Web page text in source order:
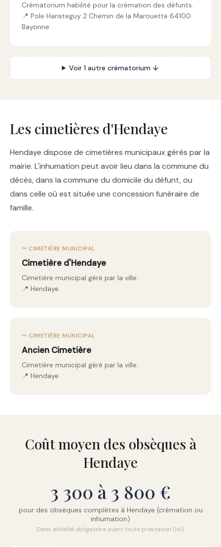
Crématorium habilité pour la crémation des défunts.
📍 Pole Haristeguy 2 Chemin de la Marouette 64100
Bayonne
Voir 1 autre crématorium ↓
Les cimetières d'Hendaye
Hendaye dispose de cimetières municipaux gérés par la
mairie. L'inhumation peut avoir lieu dans la commune du
décès, dans la commune du domicile du défunt, ou
dans celle où est située une concession funéraire de
famille.
⚰️ CIMETIÈRE MUNICIPAL
Cimetière d'Hendaye
Cimetière municipal géré par la ville.
📍 Hendaye
⚰️ CIMETIÈRE MUNICIPAL
Ancien Cimetière
Cimetière municipal géré par la ville.
📍 Hendaye
Coût moyen des obsèques à
Hendaye
3 300 à 3 800 €
pour des obsèques complètes à Hendaye (crémation ou
inhumation)
Devis détaillé obligatoire avant toute prestation (loi).